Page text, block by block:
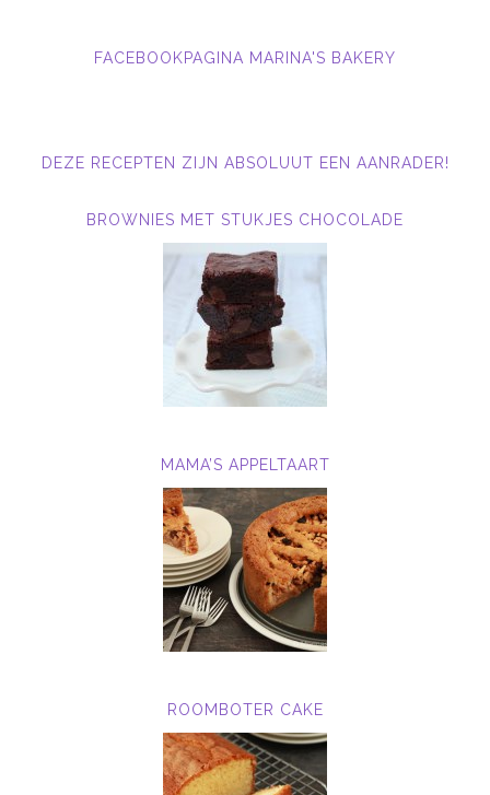
FACEBOOKPAGINA MARINA'S BAKERY
DEZE RECEPTEN ZIJN ABSOLUUT EEN AANRADER!
BROWNIES MET STUKJES CHOCOLADE
MAMA’S APPELTAART
ROOMBOTER CAKE